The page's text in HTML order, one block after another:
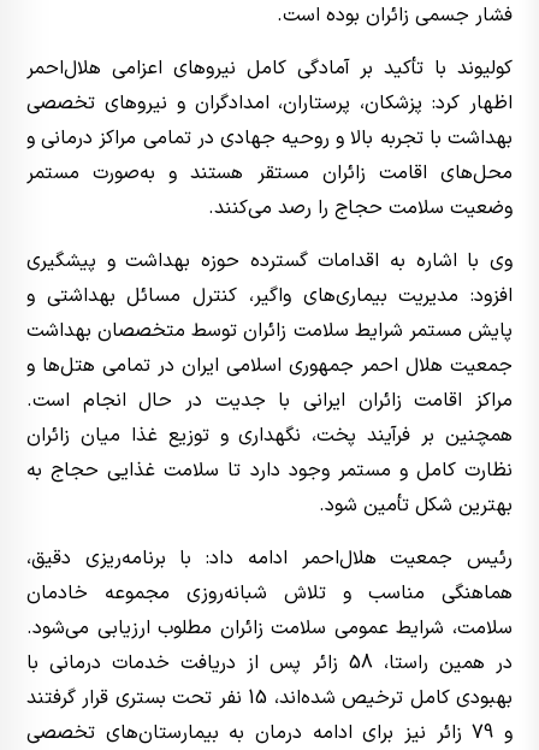
فشار جسمی زائران بوده است.
کولیوند با تأکید بر آمادگی کامل نیروهای اعزامی هلال‌احمر
اظهار کرد: پزشکان، پرستاران، امدادگران و نیروهای تخصصی
بهداشت با تجربه بالا و روحیه جهادی در تمامی مراکز درمانی و
محل‌های اقامت زائران مستقر هستند و به‌صورت مستمر
وضعیت سلامت حجاج را رصد می‌کنند.
وی با اشاره به اقدامات گسترده حوزه بهداشت و پیشگیری
افزود: مدیریت بیماری‌های واگیر، کنترل مسائل بهداشتی و
پایش مستمر شرایط سلامت زائران توسط متخصصان بهداشت
جمعیت هلال احمر جمهوری اسلامی ایران در تمامی هتل‌ها و
مراکز اقامت زائران ایرانی با جدیت در حال انجام است.
همچنین بر فرآیند پخت، نگهداری و توزیع غذا میان زائران
نظارت کامل و مستمر وجود دارد تا سلامت غذایی حجاج به
بهترین شکل تأمین شود.
رئیس جمعیت هلال‌احمر ادامه داد: با برنامه‌ریزی دقیق،
هماهنگی مناسب و تلاش شبانه‌روزی مجموعه خادمان
سلامت، شرایط عمومی سلامت زائران مطلوب ارزیابی می‌شود.
در همین راستا، 58 زائر پس از دریافت خدمات درمانی با
بهبودی کامل ترخیص شده‌اند، 15 نفر تحت بستری قرار گرفتند
و 79 زائر نیز برای ادامه درمان به بیمارستان‌های تخصصی